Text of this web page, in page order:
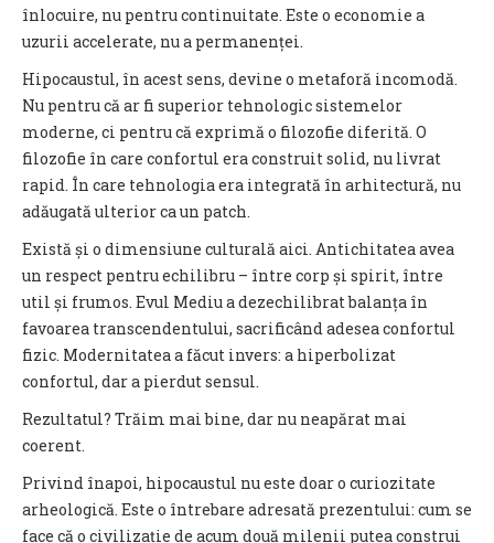
înlocuire, nu pentru continuitate. Este o economie a
uzurii accelerate, nu a permanenței.
Hipocaustul, în acest sens, devine o metaforă incomodă.
Nu pentru că ar fi superior tehnologic sistemelor
moderne, ci pentru că exprimă o filozofie diferită. O
filozofie în care confortul era construit solid, nu livrat
rapid. În care tehnologia era integrată în arhitectură, nu
adăugată ulterior ca un patch.
Există și o dimensiune culturală aici. Antichitatea avea
un respect pentru echilibru – între corp și spirit, între
util și frumos. Evul Mediu a dezechilibrat balanța în
favoarea transcendentului, sacrificând adesea confortul
fizic. Modernitatea a făcut invers: a hiperbolizat
confortul, dar a pierdut sensul.
Rezultatul? Trăim mai bine, dar nu neapărat mai
coerent.
Privind înapoi, hipocaustul nu este doar o curiozitate
arheologică. Este o întrebare adresată prezentului: cum se
face că o civilizație de acum două milenii putea construi